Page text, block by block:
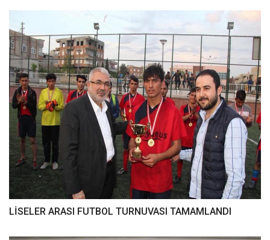
LİSELER ARASI FUTBOL TURNUVASI TAMAMLANDI